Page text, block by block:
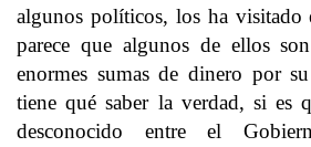
algunos políticos, los ha visitado
parece que algunos de ellos
enormes sumas de dinero por
tiene qué saber la verdad, si es
desconocido entre el